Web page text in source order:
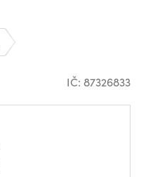
IČ: 87326833